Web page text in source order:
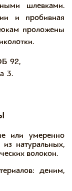
шлевками.
и пробивная
проложены
92,
3.
или умеренно
натуральных,
волокон.
деним,